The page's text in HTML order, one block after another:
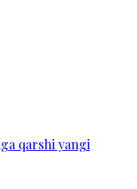
qarshi yangi